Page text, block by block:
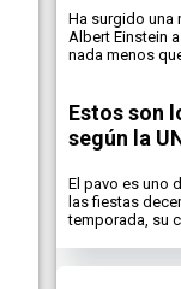
Ha surgido una
Albert Einstein
nada menos
Estos son
según la
El pavo es uno
las fiestas
temporada, su